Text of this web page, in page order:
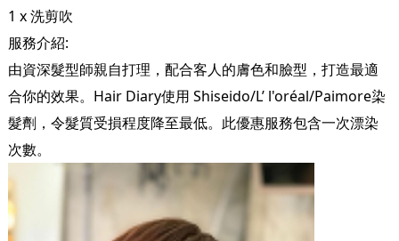
1 x 洗剪吹
服務介紹:
由資深髮型師親自打理，配合客人的膚色和臉型，打造最適
合你的效果。Hair Diary使用 Shiseido/L’ l'oréal/Paimore染
髮劑，令髮質受損程度降至最低。此優惠服務包含一次漂染
次數。